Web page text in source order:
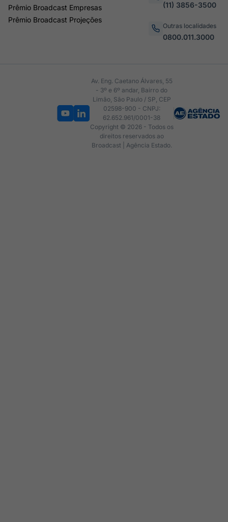
Prêmio Broadcast Empresas
Prêmio Broadcast Projeções
(11) 3856-3500
Outras localidades
0800.011.3000
Av. Eng. Caetano Álvares, 55
- 3º e 6º andar, Bairro do
Limão, São Paulo / SP, CEP
02598-900 - CNPJ:
62.652.961/0001-38
Copyright © 2026 - Todos os
direitos reservados ao
Broadcast | Agência Estado.